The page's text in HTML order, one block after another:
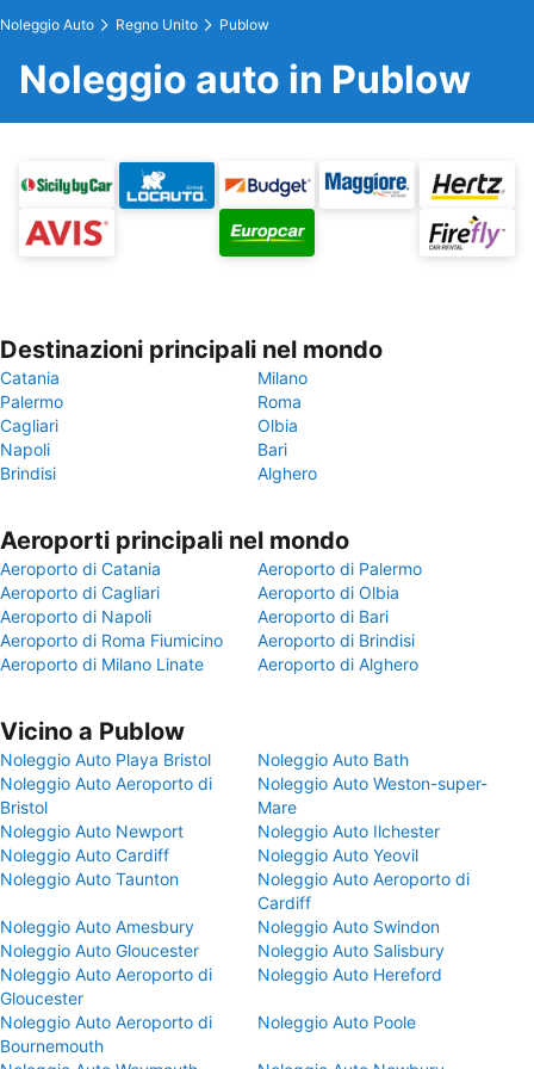
Noleggio Auto Regno Unito Publow
Noleggio auto in Publow
Destinazioni principali nel mondo
Catania
Milano
Palermo
Roma
Cagliari
Olbia
Napoli
Bari
Brindisi
Alghero
Aeroporti principali nel mondo
Aeroporto di Catania
Aeroporto di Palermo
Aeroporto di Cagliari
Aeroporto di Olbia
Aeroporto di Napoli
Aeroporto di Bari
Aeroporto di Roma Fiumicino
Aeroporto di Brindisi
Aeroporto di Milano Linate
Aeroporto di Alghero
Vicino a Publow
Noleggio Auto Playa Bristol
Noleggio Auto Bath
Noleggio Auto Aeroporto di
Bristol
Noleggio Auto Weston-super-
Mare
Noleggio Auto Newport
Noleggio Auto Ilchester
Noleggio Auto Cardiff
Noleggio Auto Yeovil
Noleggio Auto Taunton
Noleggio Auto Aeroporto di
Cardiff
Noleggio Auto Amesbury
Noleggio Auto Swindon
Noleggio Auto Gloucester
Noleggio Auto Salisbury
Noleggio Auto Aeroporto di
Gloucester
Noleggio Auto Hereford
Noleggio Auto Aeroporto di
Bournemouth
Noleggio Auto Poole